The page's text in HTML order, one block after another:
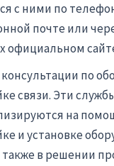
с ними по
почте или
официальном
по
связи. Эти
на
и установке
также в решении